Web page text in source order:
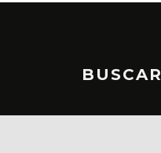
BUSCAR